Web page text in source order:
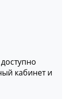
кабинет и